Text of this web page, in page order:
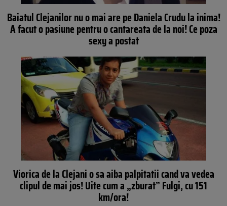
Baiatul Clejanilor nu o mai are pe Daniela Crudu la inima!
A facut o pasiune pentru o cantareata de la noi! Ce poza
sexy a postat
Viorica de la Clejani o sa aiba palpitatii cand va vedea
clipul de mai jos! Uite cum a „zburat” Fulgi, cu 151
km/ora!